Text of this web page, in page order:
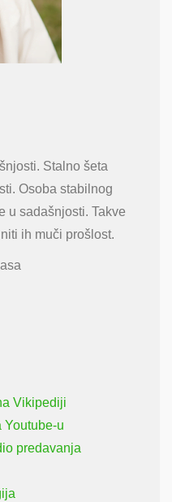
Stalno šeta
Osoba stabilnog
u sadašnjosti. Takve
ih muči prošlost.
Vikipediji
Youtube-u
predavanja